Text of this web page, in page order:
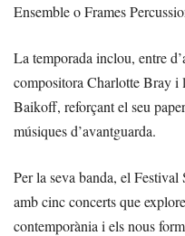
Ensemble o Frames
La temporada inclou, entre
compositora Charlotte Bray i
Baikoff, reforçant el seu
músiques d’avantguarda.
Per la seva banda, el
amb cinc concerts que
contemporània i els nous